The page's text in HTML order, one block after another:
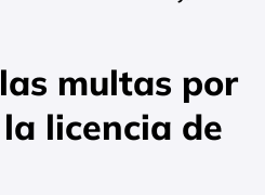
multas por
licencia de